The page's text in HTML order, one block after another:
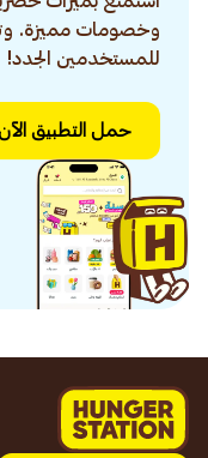
وخصومات مميزة.
للمستخدمين الجدد!
حمل التطبيق